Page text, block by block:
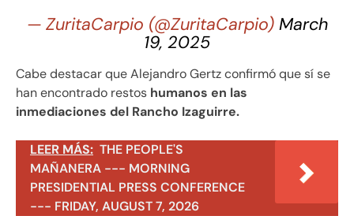
— ZuritaCarpio (@ZuritaCarpio) March
19, 2025
Cabe destacar que Alejandro Gertz confirmó que sí se
han encontrado restos humanos en las
inmediaciones del Rancho Izaguirre.
LEER MÁS: THE PEOPLE'S
MAÑANERA --- MORNING
PRESIDENTIAL PRESS CONFERENCE
--- FRIDAY, AUGUST 7, 2026